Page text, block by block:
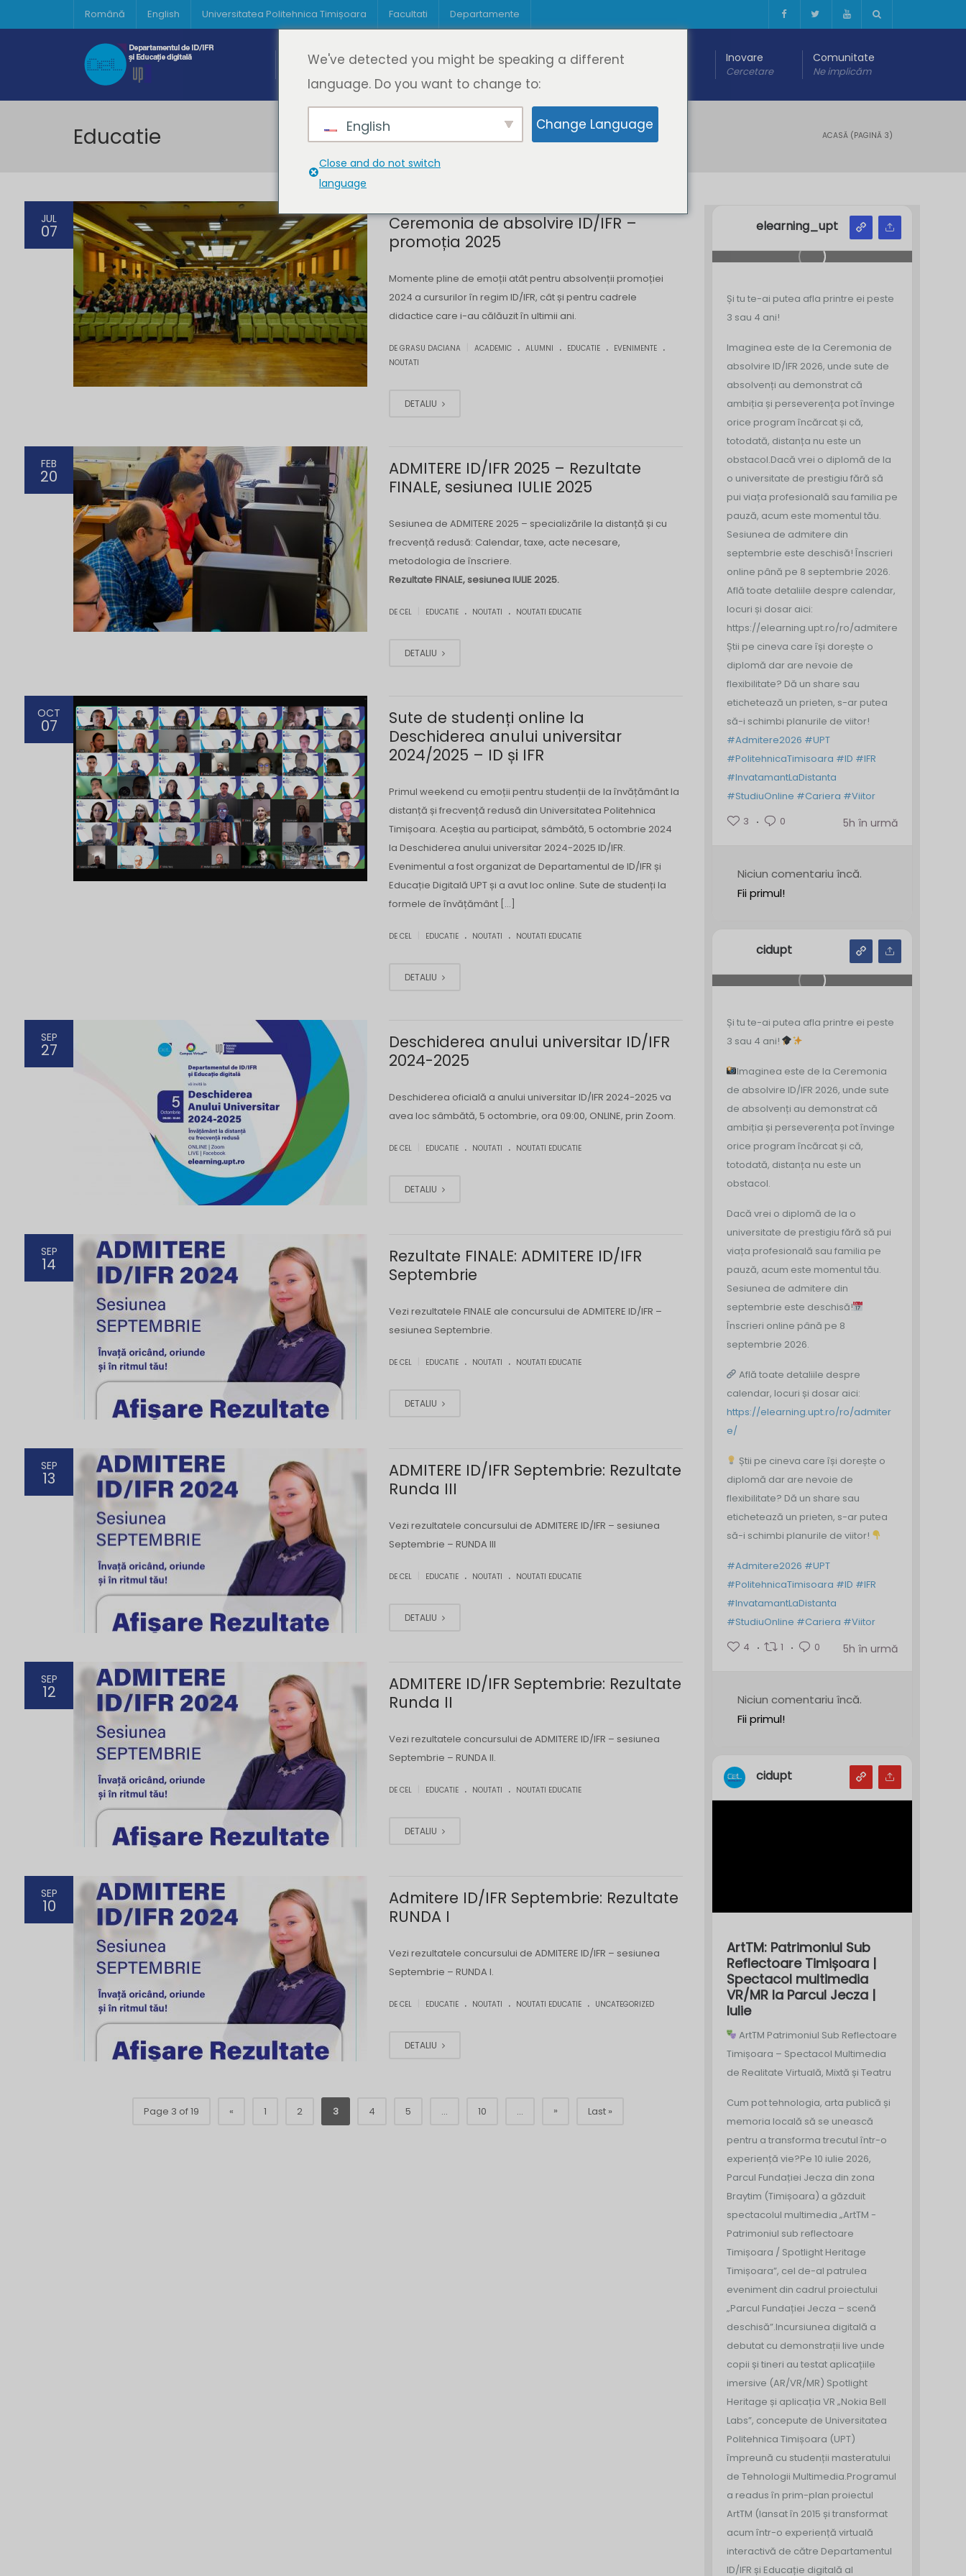
Română English Universitatea Politehnica Timișoara Facultati Departamente
Acasă Despre DeL
Cine suntem
Educație
Oferta de cursuri
Educație digitală Inovare
Cercetare
Comunitate
Ne implicăm
Educatie ACASĂ (PAGINĂ 3)
JUL
07
Ceremonia de absolvire ID/IFR –
promoția 2025
Momente pline de emoții atât pentru absolvenții promoției
2024 a cursurilor în regim ID/IFR, cât și pentru cadrele
didactice care i-au călăuzit în ultimii ani.
DE GRASU DACIANA ACADEMIC . ALUMNI . EDUCATIE . EVENIMENTE .
NOUTATI
DETALIU
FEB
20
ADMITERE ID/IFR 2025 – Rezultate
FINALE, sesiunea IULIE 2025
Sesiunea de ADMITERE 2025 – specializările la distanță și cu
frecvență redusă: Calendar, taxe, acte necesare,
metodologia de înscriere.
Rezultate FINALE, sesiunea IULIE 2025.
DE CEL EDUCATIE . NOUTATI . NOUTATI EDUCATIE
DETALIU
OCT
07
Sute de studenți online la
Deschiderea anului universitar
2024/2025 – ID și IFR
Primul weekend cu emoții pentru studenții de la învățământ la
distanță și frecvență redusă din Universitatea Politehnica
Timișoara. Aceștia au participat, sâmbătă, 5 octombrie 2024
la Deschiderea anului universitar 2024-2025 ID/IFR.
Evenimentul a fost organizat de Departamentul de ID/IFR și
Educație Digitală UPT și a avut loc online. Sute de studenți la
formele de învățământ […]
DE CEL EDUCATIE . NOUTATI . NOUTATI EDUCATIE
DETALIU
SEP
27
Deschiderea anului universitar ID/IFR
2024-2025
Deschiderea oficială a anului universitar ID/IFR 2024-2025 va
avea loc sâmbătă, 5 octombrie, ora 09:00, ONLINE, prin Zoom.
DE CEL EDUCATIE . NOUTATI . NOUTATI EDUCATIE
DETALIU
SEP
14
Rezultate FINALE: ADMITERE ID/IFR
Septembrie
Vezi rezultatele FINALE ale concursului de ADMITERE ID/IFR –
sesiunea Septembrie.
DE CEL EDUCATIE . NOUTATI . NOUTATI EDUCATIE
DETALIU
SEP
13
ADMITERE ID/IFR Septembrie: Rezultate
Runda III
Vezi rezultatele concursului de ADMITERE ID/IFR – sesiunea
Septembrie – RUNDA III
DE CEL EDUCATIE . NOUTATI . NOUTATI EDUCATIE
DETALIU
SEP
12
ADMITERE ID/IFR Septembrie: Rezultate
Runda II
Vezi rezultatele concursului de ADMITERE ID/IFR – sesiunea
Septembrie – RUNDA II.
DE CEL EDUCATIE . NOUTATI . NOUTATI EDUCATIE
DETALIU
SEP
10
Admitere ID/IFR Septembrie: Rezultate
RUNDA I
Vezi rezultatele concursului de ADMITERE ID/IFR – sesiunea
Septembrie – RUNDA I.
DE CEL EDUCATIE . NOUTATI . NOUTATI EDUCATIE . UNCATEGORIZED
DETALIU
Page 3 of 19 « 1 2 3 4 5 ... 10 ... » Last »
elearning_upt
Și tu te-ai putea afla printre ei peste
3 sau 4 ani!
Imaginea este de la Ceremonia de
absolvire ID/IFR 2026, unde sute de
absolvenți au demonstrat că
ambiția și perseverența pot învinge
orice program încărcat și că,
totodată, distanța nu este un
obstacol.Dacă vrei o diplomă de la
o universitate de prestigiu fără să
pui viața profesională sau familia pe
pauză, acum este momentul tău.
Sesiunea de admitere din
septembrie este deschisă! Înscrieri
online până pe 8 septembrie 2026.
Află toate detaliile despre calendar,
locuri și dosar aici:
https://elearning.upt.ro/ro/admitere/
Știi pe cineva care își dorește o
diplomă dar are nevoie de
flexibilitate? Dă un share sau
etichetează un prieten, s-ar putea
să-i schimbi planurile de viitor!
#Admitere2026 #UPT
#PolitehnicaTimisoara #ID #IFR
#InvatamantLaDistanta
#StudiuOnline #Cariera #Viitor
3
0 5h în urmă
Niciun comentariu încă.
Fii primul!
cidupt
Și tu te-ai putea afla printre ei peste
3 sau 4 ani!
Imaginea este de la Ceremonia
de absolvire ID/IFR 2026, unde sute
de absolvenți au demonstrat că
ambiția și perseverența pot învinge
orice program încărcat și că,
totodată, distanța nu este un
obstacol.
Dacă vrei o diplomă de la o
universitate de prestigiu fără să pui
viața profesională sau familia pe
pauză, acum este momentul tău.
Sesiunea de admitere din
septembrie este deschisă!
Înscrieri online până pe 8
septembrie 2026.
Află toate detaliile despre
calendar, locuri și dosar aici:
https://elearning.upt.ro/ro/admiter
e/
Știi pe cineva care își dorește o
diplomă dar are nevoie de
flexibilitate? Dă un share sau
etichetează un prieten, s-ar putea
să-i schimbi planurile de viitor!
#Admitere2026 #UPT
#PolitehnicaTimisoara #ID #IFR
#InvatamantLaDistanta
#StudiuOnline #Cariera #Viitor
4
1 0 5h în urmă
Niciun comentariu încă.
Fii primul!
cidupt
ArtTM: Patrimoniul Sub
Reflectoare Timișoara |
Spectacol multimedia
VR/MR la Parcul Jecza |
Iulie
ArtTM Patrimoniul Sub Reflectoare
Timișoara – Spectacol Multimedia
de Realitate Virtuală, Mixtă și Teatru
Cum pot tehnologia, arta publică și
memoria locală să se unească
pentru a transforma trecutul într-o
experiență vie?Pe 10 iulie 2026,
Parcul Fundației Jecza din zona
Braytim (Timișoara) a găzduit
spectacolul multimedia „ArtTM -
Patrimoniul sub reflectoare
Timișoara / Spotlight Heritage
Timișoara”, cel de-al patrulea
eveniment din cadrul proiectului
„Parcul Fundației Jecza – scenă
deschisă”.Incursiunea digitală a
debutat cu demonstrații live unde
copii și tineri au testat aplicațiile
imersive (AR/VR/MR) Spotlight
Heritage și aplicația VR „Nokia Bell
Labs”, concepute de Universitatea
Politehnica Timișoara (UPT)
împreună cu studenții masteratului
de Tehnologii Multimedia.Programul
a readus în prim-plan proiectul
ArtTM (lansat în 2015 și transformat
acum într-o experiență virtuală
interactivă de către Departamentul
ID/IFR și Educație digitală al
We've detected you might be speaking a different
language. Do you want to change to:
English Change Language
Close and do not switch
language